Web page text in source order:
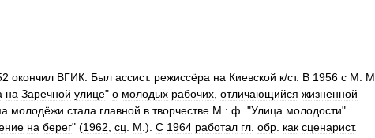
окончил ВГИК Был ассист. режиссёра на Киевской к/ст. В 1956 с М М
на Заречной улице" о молодых рабочих отличающийся жизненной
молодёжи стала главной в творчестве М : ф . "Улица молодости"
на берег" (1962 сц М .). С 1964 работал гл обр как сценарист.